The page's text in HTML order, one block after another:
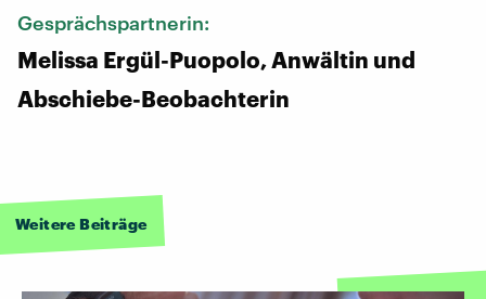
Gesprächspartnerin:
Melissa Ergül-Puopolo, Anwältin und
Abschiebe-Beobachterin
Weitere Beiträge